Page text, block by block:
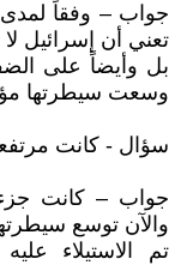
جواب – وفقاً
تعني أن إسرائيل
بل وأيضاً على
وسعت سيطرتها
سؤال - كانت
جواب – كانت
والآن توسع